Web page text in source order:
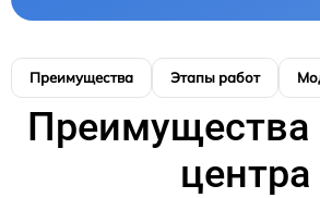
Преимущества Этапы работ
Преимущества
центра